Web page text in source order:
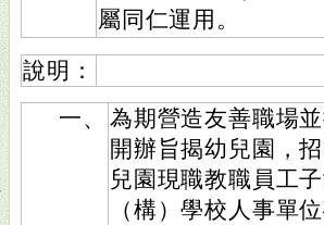
屬同仁運用。
說明：
一、
為期營造友善職場
開辦旨揭幼兒園，
兒園現職教職員工
（構）學校人事單